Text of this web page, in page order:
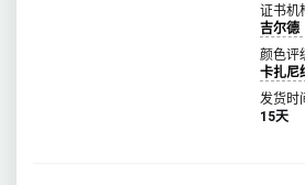
证书机
吉尔德
颜色评
卡扎尼
发货时
15天